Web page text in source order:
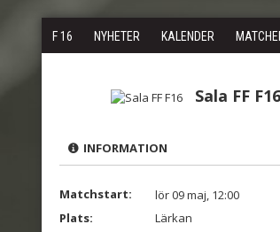
F 16 NYHETER KALENDER
Sala FF F16
INFORMATION
Matchstart:
lör 09 maj, 12:00
Plats:
Lärkan